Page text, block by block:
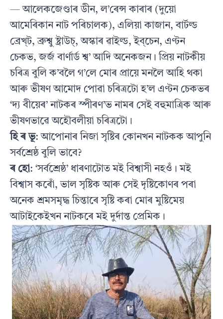
— আলেকজেণ্ডাৰ ডীন, ল’ৰেন্স কাৰাৰ (দুয়ো
আমেৰিকান নাট পৰিচালক), এলিয়া কাজান, বাৰ্টল্ড
ব্ৰেখ্‌ট, ব্ৰুশ্বু ষ্ট্ৰাউচ্‌, অস্কাৰ ৱাইল্ড, ইব্‌চেন, এণ্টন
চেকভ, জৰ্জ বাৰ্ণাৰ্ড শ্ব’ আদি অনেকজন। প্ৰিয় নাটকীয়
চৰিত্ৰ বুলি ক’বলৈ গ’লে মোৰ প্ৰায়ে মনলৈ আহি থকা
আৰু ভীষণ আমোদ পোৱা চৰিত্ৰটো হ’ল এণ্টন চেকভৰ
‘দ্য বীয়েৰ’ নাটকৰ স্পীৰণ’ভ নামৰ সেই বহুমাত্ৰিক আৰু
ভীষণভাৱে অহৌবলীয়া চৰিত্ৰটো।
হি ৰ ভূ: আপোনাৰ নিজা সৃষ্টিৰ কোনখন নাটকক আপুনি
সৰ্বশ্ৰেষ্ঠ বুলি ভাবে?
ৰ হো: ‘সৰ্বশ্ৰেষ্ঠ’ ধাৰণাটোত মই বিশ্বাসী নহওঁ। মই
বিশ্বাস কৰোঁ, ভাল সৃষ্টিক আৰু সেই দৃষ্টিকোণৰ পৰা
অনেক শ্ৰমসমৃদ্ধ চিন্তাৰে সৃষ্টি কৰা মোৰ মুষ্টিমেয়
আটাইকেইখন নাটকৰে মই দুৰ্দান্ত প্ৰেমিক।